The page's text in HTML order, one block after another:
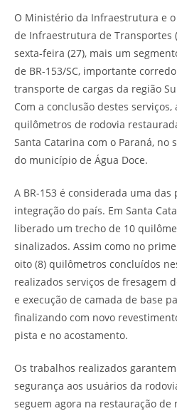
O Ministério da Infraestrutura e
de Infraestrutura de Transportes
sexta-feira (27), mais um
de BR-153/SC, importante
transporte de cargas da região
Com a conclusão destes
quilômetros de rodovia
Santa Catarina com o Paraná, no
do município de Água Doce.
A BR-153 é considerada uma
integração do país. Em Santa
liberado um trecho de 10
sinalizados. Assim como no
oito (8) quilômetros concluídos
realizados serviços de fresagem
e execução de camada de base
finalizando com novo
pista e no acostamento.
Os trabalhos realizados
segurança aos usuários da
seguem agora na restauração de